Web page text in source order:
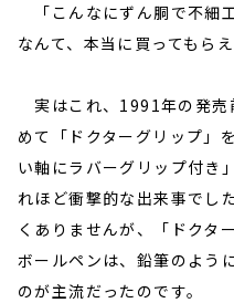
「こんなにずん胴で不細
なんて、本当に買ってもら
実はこれ、1991年の発売
めて「ドクターグリップ」
い軸にラバーグリップ付き
れほど衝撃的な出来事でし
くありませんが、「ドクタ
ボールペンは、鉛筆のよう
のが主流だったのです。